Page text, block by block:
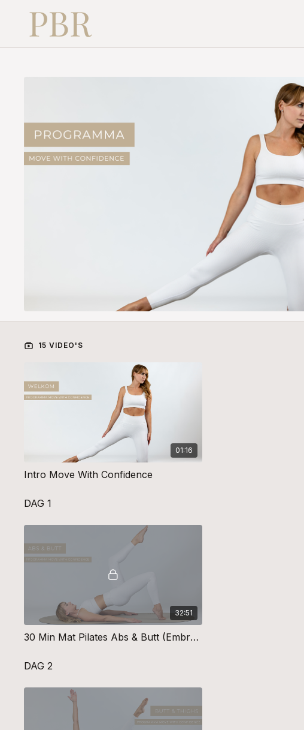
15 VIDEO'S
01:16
Intro Move With Confidence
DAG 1
32:51
30 Min Mat Pilates Abs & Butt (Embrace Your Journey) #0123
DAG 2